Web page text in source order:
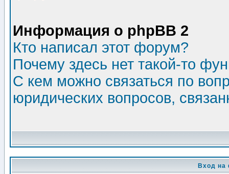
Информация о phpBB 2
Кто написал этот форум?
Почему здесь нет такой-то
С кем можно связаться по
юридических вопросов,
Вход на